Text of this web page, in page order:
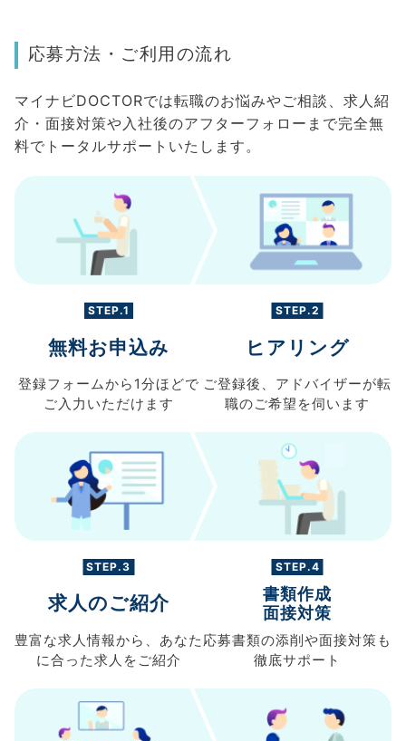
応募方法・ご利用の流れ
マイナビDOCTORでは転職のお悩みやご相談、求人紹
介・面接対策や入社後のアフターフォローまで完全無
料でトータルサポートいたします。
STEP.1
無料お申込み
登録フォームから 1分ほどで
ご入力 いただけます
STEP.2
ヒアリング
ご登録後、 アドバイザーが転
職のご希望を伺います
STEP.3
求人のご紹介
豊富な求人情報から、 あなた
に合った求人を ご紹介
STEP.4
書類作成
面接対策
応募書類の添削や面接対策も
徹底サポート